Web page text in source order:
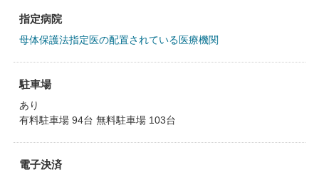
指定病院
母体保護法指定医の配置されている医療機関
駐車場
あり
有料駐車場 94台 無料駐車場 103台
電子決済